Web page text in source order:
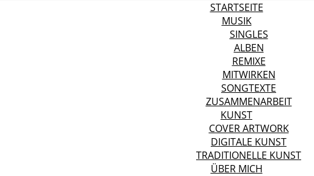
STARTSEITE
MUSIK
SINGLES
ALBEN
REMIXE
MITWIRKEN
SONGTEXTE
ZUSAMMENARBEIT
KUNST
COVER ARTWORK
DIGITALE KUNST
TRADITIONELLE KUNST
ÜBER MICH